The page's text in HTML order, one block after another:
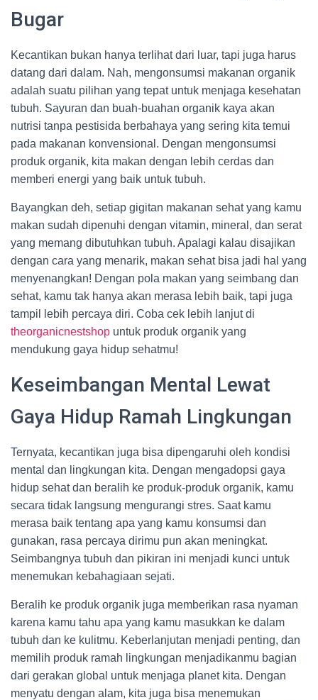
Bugar
Kecantikan bukan hanya terlihat dari luar, tapi juga harus
datang dari dalam. Nah, mengonsumsi makanan organik
adalah suatu pilihan yang tepat untuk menjaga kesehatan
tubuh. Sayuran dan buah-buahan organik kaya akan
nutrisi tanpa pestisida berbahaya yang sering kita temui
pada makanan konvensional. Dengan mengonsumsi
produk organik, kita makan dengan lebih cerdas dan
memberi energi yang baik untuk tubuh.
Bayangkan deh, setiap gigitan makanan sehat yang kamu
makan sudah dipenuhi dengan vitamin, mineral, dan serat
yang memang dibutuhkan tubuh. Apalagi kalau disajikan
dengan cara yang menarik, makan sehat bisa jadi hal yang
menyenangkan! Dengan pola makan yang seimbang dan
sehat, kamu tak hanya akan merasa lebih baik, tapi juga
tampil lebih percaya diri. Coba cek lebih lanjut di
theorganicnestshop untuk produk organik yang
mendukung gaya hidup sehatmu!
Keseimbangan Mental Lewat
Gaya Hidup Ramah Lingkungan
Ternyata, kecantikan juga bisa dipengaruhi oleh kondisi
mental dan lingkungan kita. Dengan mengadopsi gaya
hidup sehat dan beralih ke produk-produk organik, kamu
secara tidak langsung mengurangi stres. Saat kamu
merasa baik tentang apa yang kamu konsumsi dan
gunakan, rasa percaya dirimu pun akan meningkat.
Seimbangnya tubuh dan pikiran ini menjadi kunci untuk
menemukan kebahagiaan sejati.
Beralih ke produk organik juga memberikan rasa nyaman
karena kamu tahu apa yang kamu masukkan ke dalam
tubuh dan ke kulitmu. Keberlanjutan menjadi penting, dan
memilih produk ramah lingkungan menjadikanmu bagian
dari gerakan global untuk menjaga planet kita. Dengan
menyatu dengan alam, kita juga bisa menemukan